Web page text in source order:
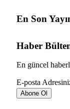
En Son
Haber
En güncel
E-posta